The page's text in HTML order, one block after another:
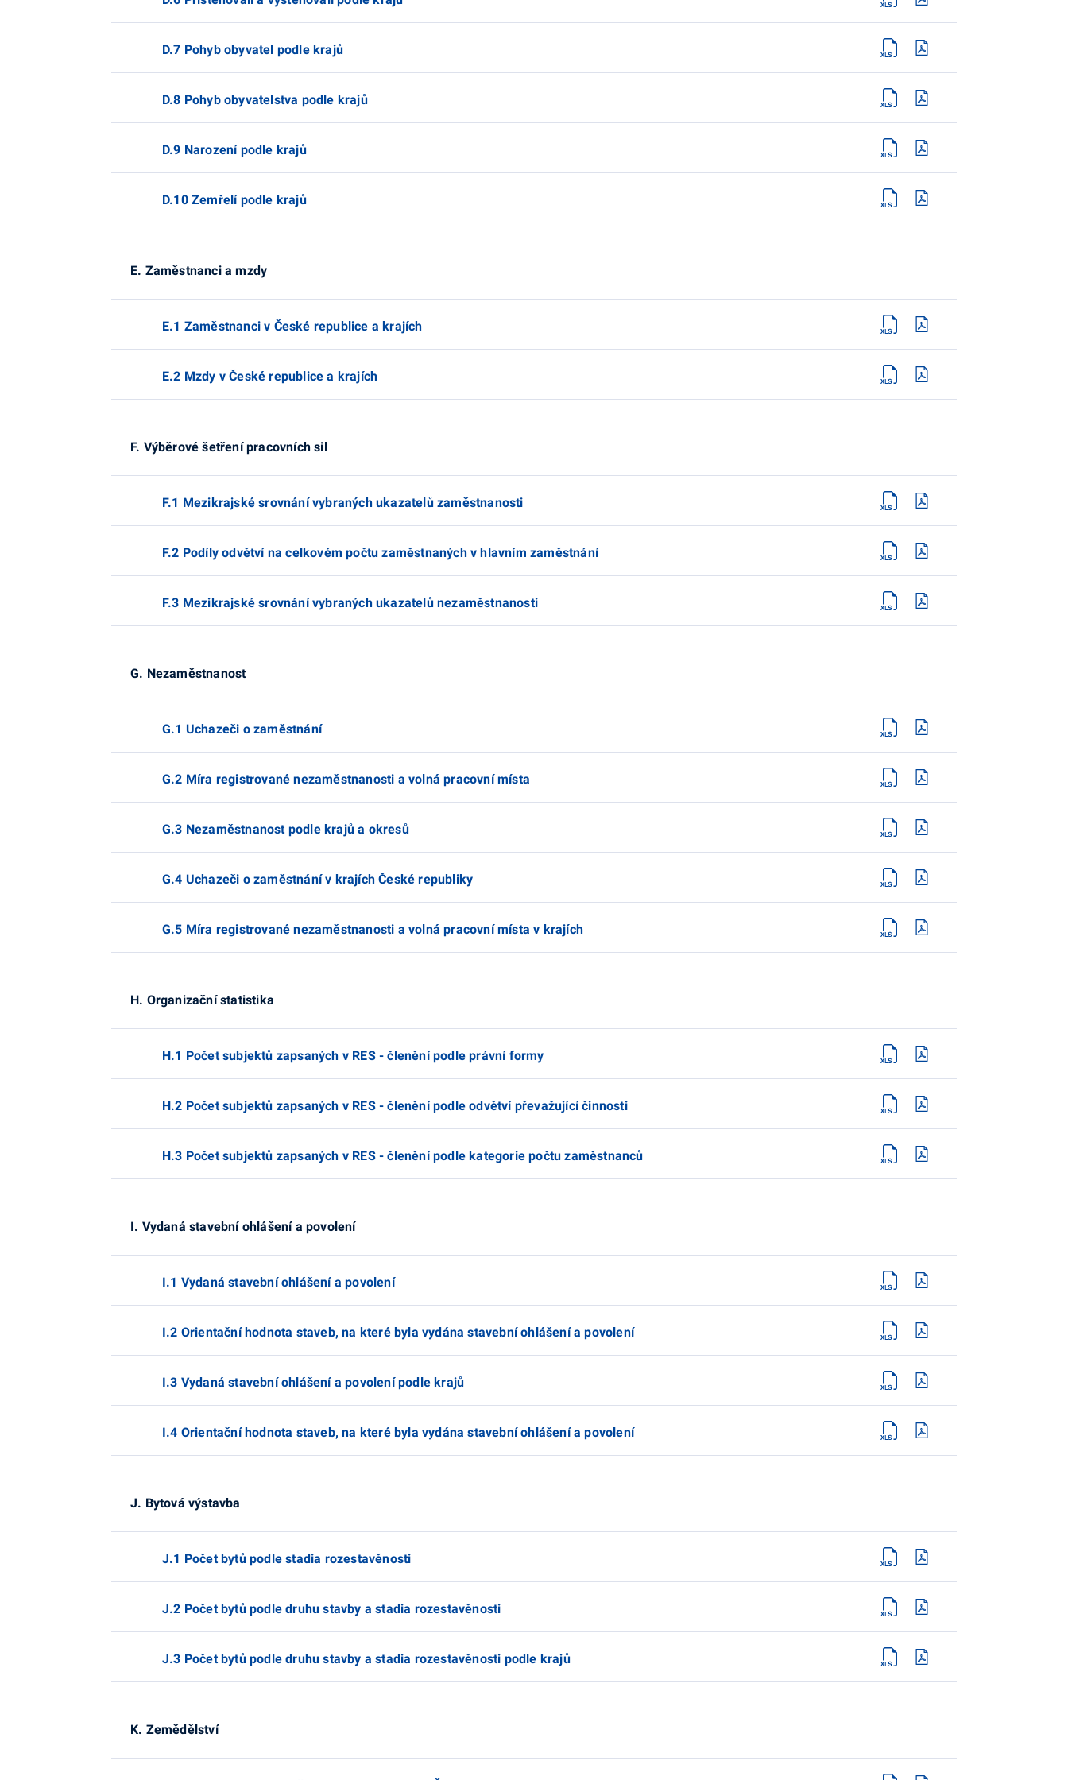
D.7 Pohyb obyvatel podle krajů
D.8 Pohyb obyvatelstva podle krajů
D.9 Narození podle krajů
D.10 Zemřelí podle krajů
E. Zaměstnanci a mzdy
E.1 Zaměstnanci v České republice a krajích
E.2 Mzdy v České republice a krajích
F. Výběrové šetření pracovních sil
F.1 Mezikrajské srovnání vybraných ukazatelů zaměstnanosti
F.2 Podíly odvětví na celkovém počtu zaměstnaných v hlavním zaměstnání
F.3 Mezikrajské srovnání vybraných ukazatelů nezaměstnanosti
G. Nezaměstnanost
G.1 Uchazeči o zaměstnání
G.2 Míra registrované nezaměstnanosti a volná pracovní místa
G.3 Nezaměstnanost podle krajů a okresů
G.4 Uchazeči o zaměstnání v krajích České republiky
G.5 Míra registrované nezaměstnanosti a volná pracovní místa v krajích
H. Organizační statistika
H.1 Počet subjektů zapsaných v RES - členění podle právní formy
H.2 Počet subjektů zapsaných v RES - členění podle odvětví převažující činnosti
H.3 Počet subjektů zapsaných v RES - členění podle kategorie počtu zaměstnanců
I. Vydaná stavební ohlášení a povolení
I.1 Vydaná stavební ohlášení a povolení
I.2 Orientační hodnota staveb, na které byla vydána stavební ohlášení a povolení
I.3 Vydaná stavební ohlášení a povolení podle krajů
I.4 Orientační hodnota staveb, na které byla vydána stavební ohlášení a povolení
J. Bytová výstavba
J.1 Počet bytů podle stadia rozestavěnosti
J.2 Počet bytů podle druhu stavby a stadia rozestavěnosti
J.3 Počet bytů podle druhu stavby a stadia rozestavěnosti podle krajů
K. Zemědělství